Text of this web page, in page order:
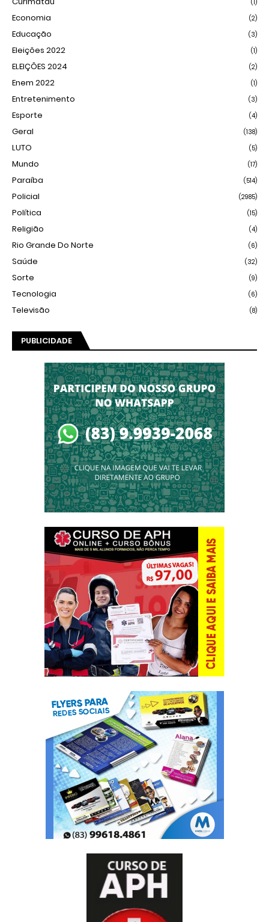
(1)
Economia (2)
Educação (3)
Eleições 2022 (1)
ELEIÇÕES 2024 (2)
Enem 2022 (1)
Entretenimento (3)
Esporte (4)
Geral (138)
LUTO (5)
Mundo (17)
Paraíba (514)
Policial (2985)
Política (15)
Religião (4)
Rio Grande Do Norte (6)
Saúde (32)
Sorte (9)
Tecnologia (6)
Televisão (8)
PUBLICIDADE